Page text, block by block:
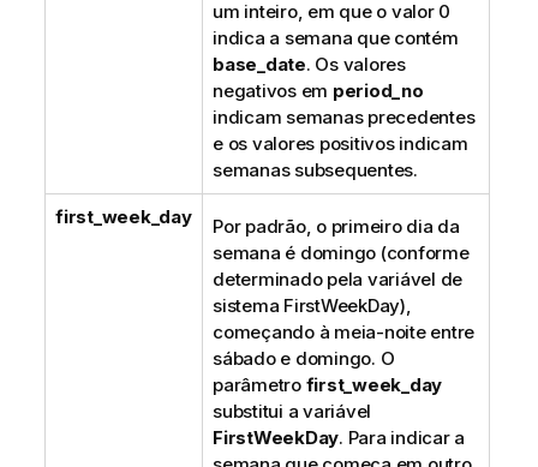
um inteiro, em que o valor 0
indica a semana que contém
base_date. Os valores
negativos em period_no
indicam semanas precedentes
e os valores positivos indicam
semanas subsequentes.
first_week_day
Por padrão, o primeiro dia da
semana é domingo (conforme
determinado pela variável de
sistema FirstWeekDay),
começando à meia-noite entre
sábado e domingo. O
parâmetro first_week_day
substitui a variável
FirstWeekDay. Para indicar a